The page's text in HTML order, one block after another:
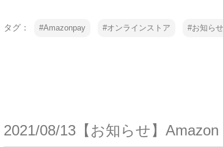
タグ： Amazonpay オンラインストア お知らせ
2021/08/13【お知らせ】